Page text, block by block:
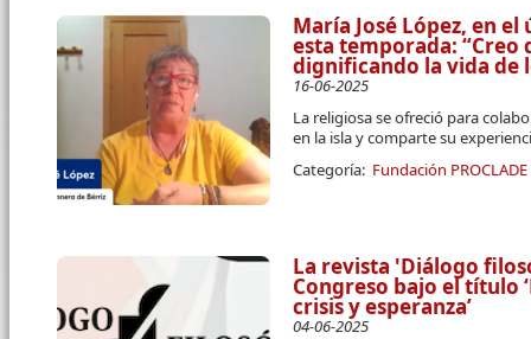
María José López, en el
esta temporada: “Creo
dignificando la vida de
16-06-2025
La religiosa se ofreció para
en la isla y comparte su
Categoría: Fundación PROCLADE
La revista 'Diálogo
Congreso bajo el título
crisis y esperanza’
04-06-2025